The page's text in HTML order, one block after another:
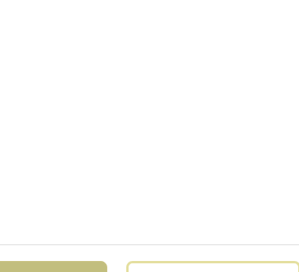
EGY
Legalább ennyire fontos a
túl zsúfolt, kényelmetlen
még a legjobban kitalált
már az érkezés pillanatában
rendezvényhelyszínre